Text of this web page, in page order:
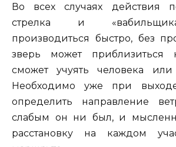
Во всех случаях действия
стрелка и
производиться быстро, без
зверь может приблизиться
сможет учуять человека или
Необходимо уже при
определить направление
слабым он ни был, и
расстановку на каждом